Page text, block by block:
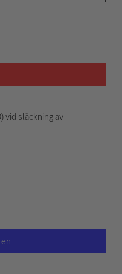
vid släckning av